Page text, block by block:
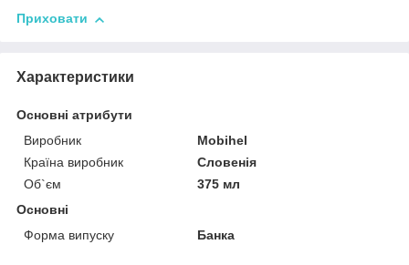
Приховати
Характеристики
Основні атрибути
Виробник
Mobihel
Країна виробник
Словенія
Об`єм
375 мл
Основні
Форма випуску
Банка